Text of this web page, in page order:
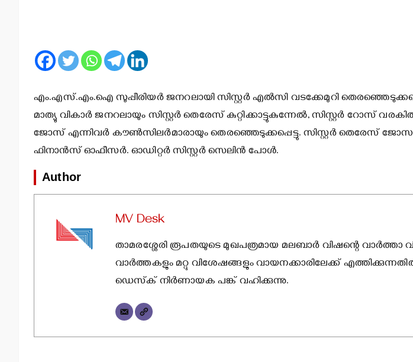
എം.എസ്.എം.ഐ സുപ്പീരിയര്‍ ജനറലായി സിസ്റ്റര്‍ എല്‍സി വടക്കേമുറി
മാത്യു വികാര്‍ ജനറലായും സിസ്റ്റര്‍ തെരേസ് കുറ്റിക്കാട്ടുകുന്നേല്‍, സിസ്റ്റര്‍ റോസ്
ജോസ് എന്നിവര്‍ കൗണ്‍സിലര്‍മാരായും തെരഞ്ഞെടുക്കപ്പെട്ടു. സിസ്റ്റര്‍ തെരേസ്
ഫിനാന്‍സ് ഓഫീസര്‍. ഓഡിറ്റര്‍ സിസ്റ്റര്‍ സെലിന്‍ പോള്‍.
Author
MV Desk
താമരശ്ശേരി രൂപതയുടെ മുഖപത്രമായ മലബാര്‍ വിഷന്റെ വാര്‍ത്താ
വാര്‍ത്തകളും മറ്റു വിശേഷങ്ങളും വായനക്കാരിലേക്ക്
ഡെസ്‌ക് നിര്‍ണായക പങ്ക് വഹിക്കുന്നു.